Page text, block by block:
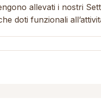
allevati i nostri
doti funzionali